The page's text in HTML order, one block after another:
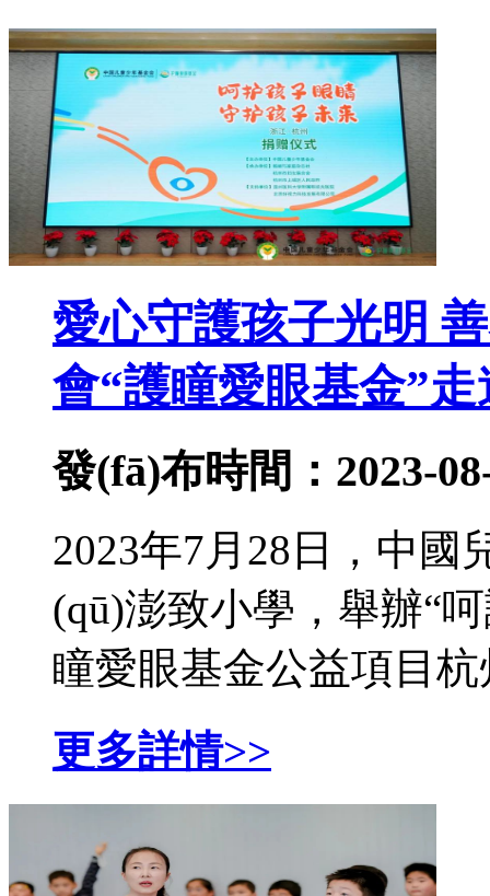
愛心守護孩子光明
會“護瞳愛眼基金”
發(fā)布時間：2023-
2023年7月28日，中
(qū)澎致小學，舉
瞳愛眼基金公益項目杭州
更多詳情>>